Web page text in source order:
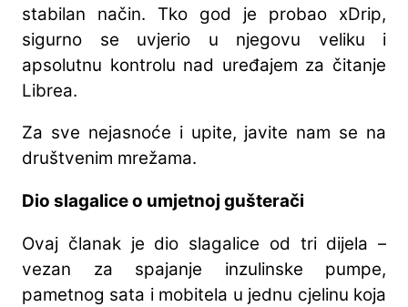
stabilan način. Tko god je probao xDrip,
sigurno se uvjerio u njegovu veliku i
apsolutnu kontrolu nad uređajem za čitanje
Librea.
Za sve nejasnoće i upite, javite nam se na
društvenim mrežama.
Dio slagalice o umjetnoj gušterači
Ovaj članak je dio slagalice od tri dijela –
vezan za spajanje inzulinske pumpe,
pametnog sata i mobitela u jednu cjelinu koja